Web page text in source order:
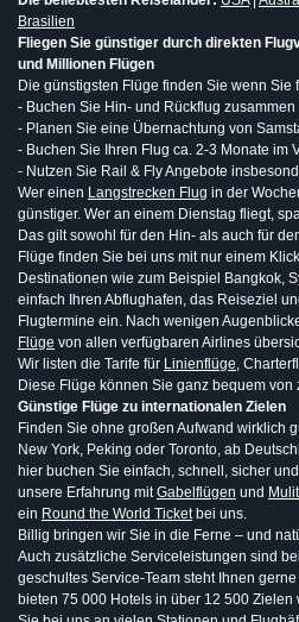
Brasilien
Fliegen Sie günstiger durch direkten
und Millionen Flügen
Die günstigsten Flüge finden Sie wenn Sie
- Buchen Sie Hin- und Rückflug zusammen
- Planen Sie eine Übernachtung von
- Buchen Sie Ihren Flug ca. 2-3 Monate im
- Nutzen Sie Rail & Fly Angebote
Wer einen Langstrecken Flug in der
günstiger. Wer an einem Dienstag fliegt,
Das gilt sowohl für den Hin- als auch für
Flüge finden Sie bei uns mit nur einem
Destinationen wie zum Beispiel Bangkok,
einfach Ihren Abflughafen, das Reiseziel
Flugtermine ein. Nach wenigen
Flüge von allen verfügbaren Airlines
Wir listen die Tarife für Linienflüge,
Diese Flüge können Sie ganz bequem
Günstige Flüge zu internationalen Zielen
Finden Sie ohne großen Aufwand wirklich
New York, Peking oder Toronto, ab
hier buchen Sie einfach, schnell, sicher
unsere Erfahrung mitGabelflügen und
ein Round the World Ticketbei uns.
Billig bringen wir Sie in die Ferne – und
Auch zusätzliche Serviceleistungen sind
geschultes Service-Team steht Ihnen
bieten 75 000 Hotels in über 12 500